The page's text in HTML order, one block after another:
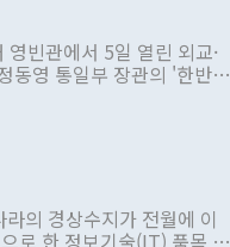
빈관에서 5일 열린 외교·
동영 통일부 장관의 '한반도
정책으로 추진하겠다고 공
을 내놨다. 그동안 정 장
러 번 있지만 대통령과 유
한 것은 이례적이다. 정 장
의 경상수지가 전월에 이